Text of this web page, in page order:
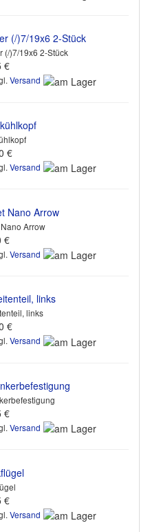
(/)7/19x6 2-Stück
€
Versand
€
Versand
Arrow
€
Versand
links
€
Versand
€
Versand
€
Versand